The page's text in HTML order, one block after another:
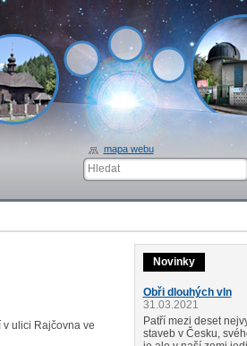
v ulici Rajčovna ve
Novinky
Obři dlouhých vln
31.03.2021
Patří mezi deset
staveb v Česku,
mapa webu